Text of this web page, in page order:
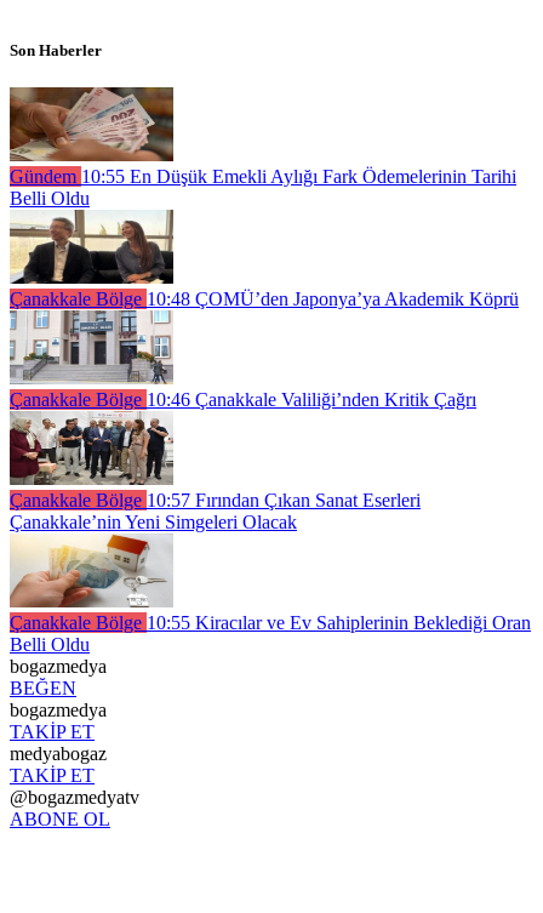
Son Haberler
Gündem 10:55 En Düşük Emekli Aylığı Fark Ödemelerinin Tarihi
Belli Oldu
Çanakkale Bölge 10:48 ÇOMÜ’den Japonya’ya Akademik Köprü
Çanakkale Bölge 10:46 Çanakkale Valiliği’nden Kritik Çağrı
Çanakkale Bölge 10:57 Fırından Çıkan Sanat Eserleri
Çanakkale’nin Yeni Simgeleri Olacak
Çanakkale Bölge 10:55 Kiracılar ve Ev Sahiplerinin Beklediği Oran
Belli Oldu
bogazmedya
BEĞEN
bogazmedya
TAKİP ET
medyabogaz
TAKİP ET
@bogazmedyatv
ABONE OL